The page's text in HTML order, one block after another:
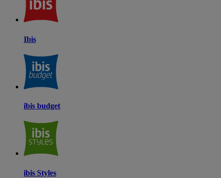
Ibis
ibis budget
ibis Styles